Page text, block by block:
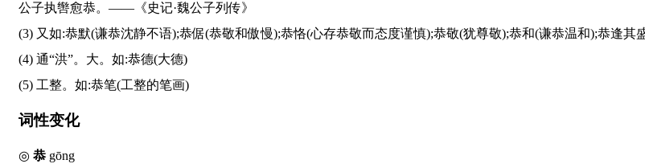
公子执辔愈恭。——《史记·魏公子列传》
(3) 又如:恭默(谦恭沈静不语);恭倨(恭敬和傲慢);恭恪(心存恭敬而态度谨慎);恭敬(犹尊敬);恭和(谦恭温和);恭逢
(4) 通“洪”。大。如:恭德(大德)
(5) 工整。如:恭笔(工整的笔画)
词性变化
恭 gōng